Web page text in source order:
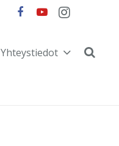
Yhteystiedot